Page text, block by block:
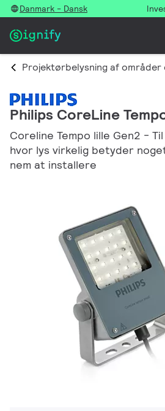
Danmark - Dansk
Philips CoreLine
Coreline Tempo lille Gen2 -
hvor lys virkelig betyder
nem at installere